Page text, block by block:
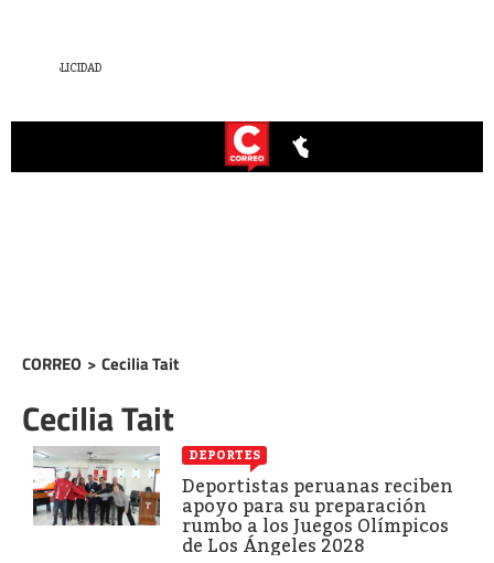
CORREO > Cecilia Tait
Cecilia Tait
DEPORTES
Deportistas peruanas reciben
apoyo para su preparación
rumbo a los Juegos Olímpicos
de Los Ángeles 2028